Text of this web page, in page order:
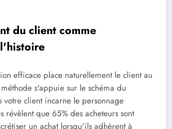
du client comme
efficace place naturellement le client au
s'appuie sur le schéma du
votre client incarne le personnage
révèlent que 65% des acheteurs sont
un achat lorsqu'ils adhèrent à